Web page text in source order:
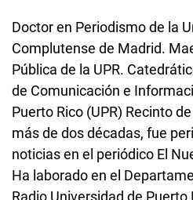
Doctor en Periodismo de la
Complutense de Madrid.
Pública de la UPR.
de Comunicación e
Puerto Rico (UPR) Recinto
más de dos décadas, fue
noticias en el periódico El
Ha laborado en el